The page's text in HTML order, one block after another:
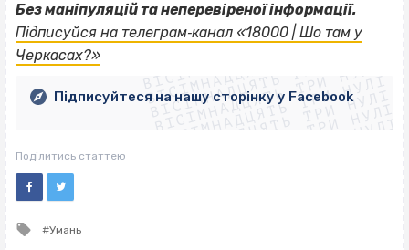
Без маніпуляцій та неперевіреної інформації.
Підписуйся на телеграм‐канал «18000 | Шо там у
Черкасах?»
ВІСІМНАДЦЯТЬ ТРИ НУЛІ
ВІСІМНАДЦЯТЬ ТРИ НУЛІ
ВІСІМНАДЦЯТЬ ТРИ НУЛІ
ВІСІМНАДЦЯТЬ ТРИ НУЛІ
ВІСІМНАДЦЯТЬ ТРИ НУЛІ
ВІСІМНАДЦЯТЬ ТРИ НУЛІ
ВІСІМНАДЦЯТЬ ТРИ НУЛІ
ВІСІМНАДЦЯТЬ ТРИ НУЛІ
Підписуйтеся на нашу сторінку у Facebook
Поділитись статтею
Tagged
Умань